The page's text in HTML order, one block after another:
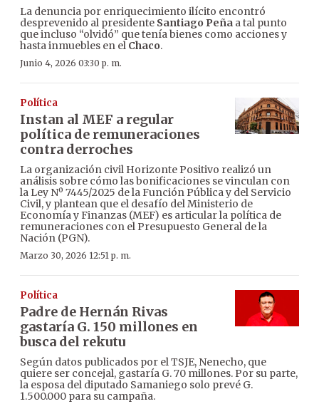
La denuncia por enriquecimiento ilícito encontró
desprevenido al presidente Santiago Peña a tal punto
que incluso “olvidó” que tenía bienes como acciones y
hasta inmuebles en el Chaco.
Junio 4, 2026 03:30 p. m.
Política
Instan al MEF a regular
política de remuneraciones
contra derroches
La organización civil Horizonte Positivo realizó un
análisis sobre cómo las bonificaciones se vinculan con
la Ley Nº 7445/2025 de la Función Pública y del Servicio
Civil, y plantean que el desafío del Ministerio de
Economía y Finanzas (MEF) es articular la política de
remuneraciones con el Presupuesto General de la
Nación (PGN).
Marzo 30, 2026 12:51 p. m.
Política
Padre de Hernán Rivas
gastaría G. 150 millones en
busca del rekutu
Según datos publicados por el TSJE, Nenecho, que
quiere ser concejal, gastaría G. 70 millones. Por su parte,
la esposa del diputado Samaniego solo prevé G.
1.500.000 para su campaña.